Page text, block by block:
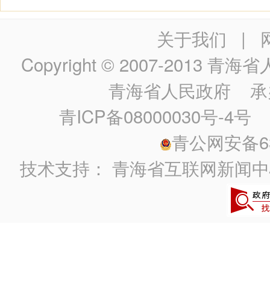
关于我们 |
Copyright © 2007-2013 青海省
青海省人民政府 承
青ICP备08000030号-4号
青公网安备
技术支持：青海省互联网新闻